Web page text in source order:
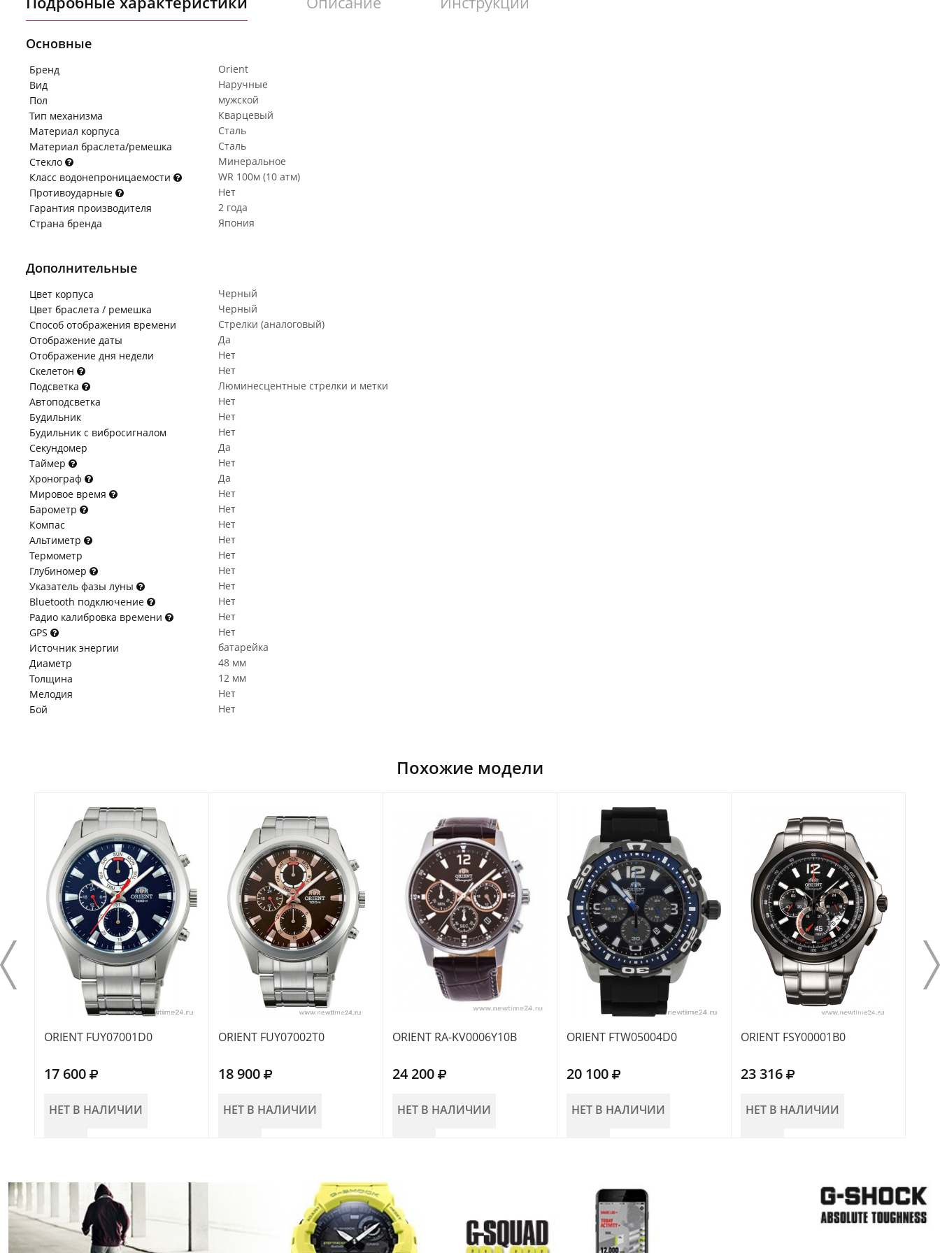
Основные
Бренд
Orient
Вид
Наручные
Пол
мужской
Тип механизма
Кварцевый
Материал корпуса
Сталь
Материал браслета/ремешка
Сталь
Стекло
Минеральное
Класс водонепроницаемости
WR 100м (10 атм)
Противоударные
Нет
Гарантия производителя
2 года
Страна бренда
Япония
Дополнительные
Цвет корпуса
Черный
Цвет браслета / ремешка
Черный
Способ отображения времени
Стрелки (аналоговый)
Отображение даты
Да
Отображение дня недели
Нет
Скелетон
Нет
Подсветка
Люминесцентные стрелки и метки
Автоподсветка
Нет
Будильник
Нет
Будильник с вибросигналом
Нет
Секундомер
Да
Таймер
Нет
Хронограф
Да
Мировое время
Нет
Барометр
Нет
Компас
Нет
Альтиметр
Нет
Термометр
Нет
Глубиномер
Нет
Указатель фазы луны
Нет
Bluetooth подключение
Нет
Радио калибровка времени
Нет
GPS
Нет
Источник энергии
батарейка
Диаметр
48 мм
Толщина
12 мм
Мелодия
Нет
Бой
Нет
Похожие модели
ORIENT FUY07001D0
17 600
НЕТ В НАЛИЧИИ
ORIENT FUY07002T0
18 900
НЕТ В НАЛИЧИИ
ORIENT RA-KV0006Y10B
24 200
НЕТ В НАЛИЧИИ
ORIENT FTW05004D0
20 100
НЕТ В НАЛИЧИИ
ORIENT FSY00001B0
23 316
НЕТ В НАЛИЧИИ